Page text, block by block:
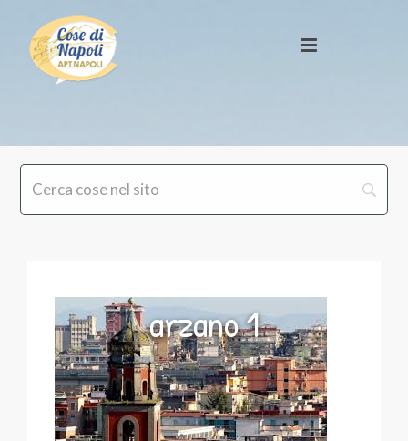
arzano 1